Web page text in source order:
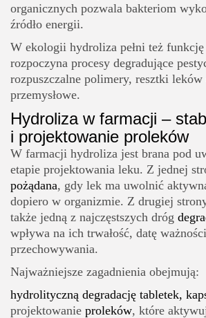
organicznych pozwala bakteriom
źródło energii.
W ekologii hydroliza pełni też
rozpoczyna procesy degradujące
rozpuszczalne polimery, resztki leków
przemysłowe.
Hydroliza w farmacji –
i projektowanie proleków
W farmacji hydroliza jest brana pod
etapie projektowania leku. Z jednej
pożądana, gdy lek ma uwolnić
dopiero w organizmie. Z drugiej
także jedną z najczęstszych dróg
wpływa na ich trwałość, datę
przechowywania.
Najważniejsze zagadnienia obejmują:
hydrolityczną degradację tabletek,
projektowanie proleków, które